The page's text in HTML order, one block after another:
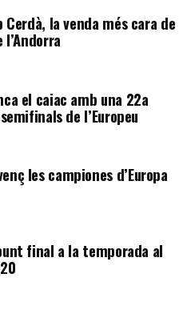
Cerdà, la venda més cara de
el caiac amb una 22a
de l’Europeu
les campiones d’Europa
final a la temporada al